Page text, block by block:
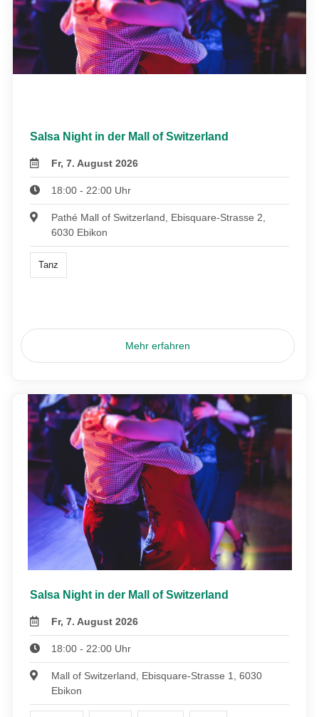
Salsa Night in der Mall of Switzerland
Fr, 7. August 2026
18:00 - 22:00 Uhr
Pathé Mall of Switzerland, Ebisquare-Strasse 2,
6030 Ebikon
Tanz
Mehr erfahren
Salsa Night in der Mall of Switzerland
Fr, 7. August 2026
18:00 - 22:00 Uhr
Mall of Switzerland, Ebisquare-Strasse 1, 6030
Ebikon